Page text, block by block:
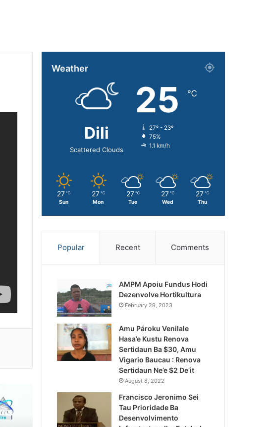
Weather
Dili
Scattered Clouds
25 ℃
27º - 23º
75%
1.1 km/h
27 ℃
Sun
27 ℃
Mon
27 ℃
Tue
27 ℃
Wed
27 ℃
Thu
Popular Recent Comments
AMPM Apoiu Fundus Hodi
Dezenvolve Hortikultura
February 28, 2023
Amu Pároku Venilale
Hasa’e Kustu Renova
Sertidaun Ba $30, Amu
Vigario Baucau : Renova
Sertidaun Ne’e $2 De’it
August 8, 2022
Francisco Jeronimo Sei
Tau Prioridade Ba
Desenvolvimento